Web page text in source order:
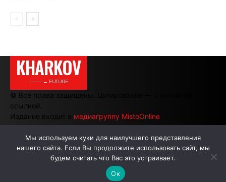
KHARKOV
———→ FUTURE
© Все права защищены. Цитирование — с активной
ссылкой.
Издание входит в медиагруппу MistoOnline
АВТОРЫ РЕКЛАМА НА САЙТЕ
Мы используем куки для наилучшего представления
нашего сайта. Если Вы продолжите использовать сайт, мы
будем считать что Вас это устраивает.
Ок